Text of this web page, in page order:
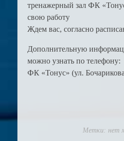
тренажерный зал ФК
свою работу
Ждем вас, согласно
Дополнительную
можно узнать по телефону:
ФК «Тонус» (ул.
Метки: нет